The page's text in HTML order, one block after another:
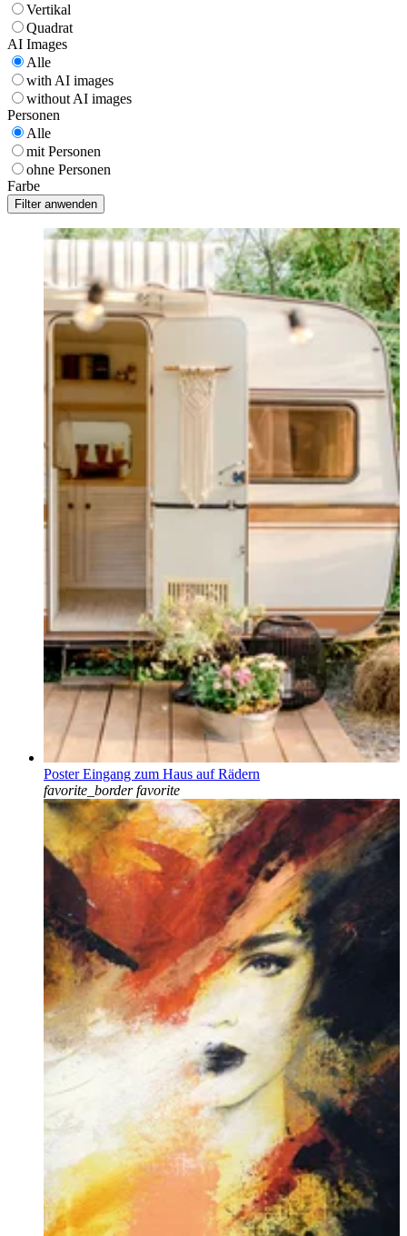
Vertikal
Quadrat
AI Images
Alle
with AI images
without AI images
Personen
Alle
mit Personen
ohne Personen
Farbe
Poster Eingang zum Haus auf Rädern
favorite_border favorite